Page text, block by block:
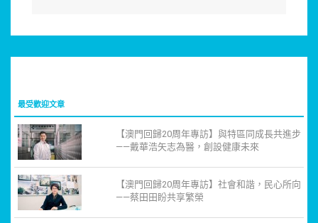
最受歡迎文章
【澳門回歸20周年專訪】與特區同成長共進步
——戴華浩矢志為醫，創設健康未來
【澳門回歸20周年專訪】社會和諧，民心所向
——蔡田田盼共享繁榮